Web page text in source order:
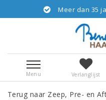
Meer dan 35
Menu Verlanglijst
Terug naar Zeep, Pre- en